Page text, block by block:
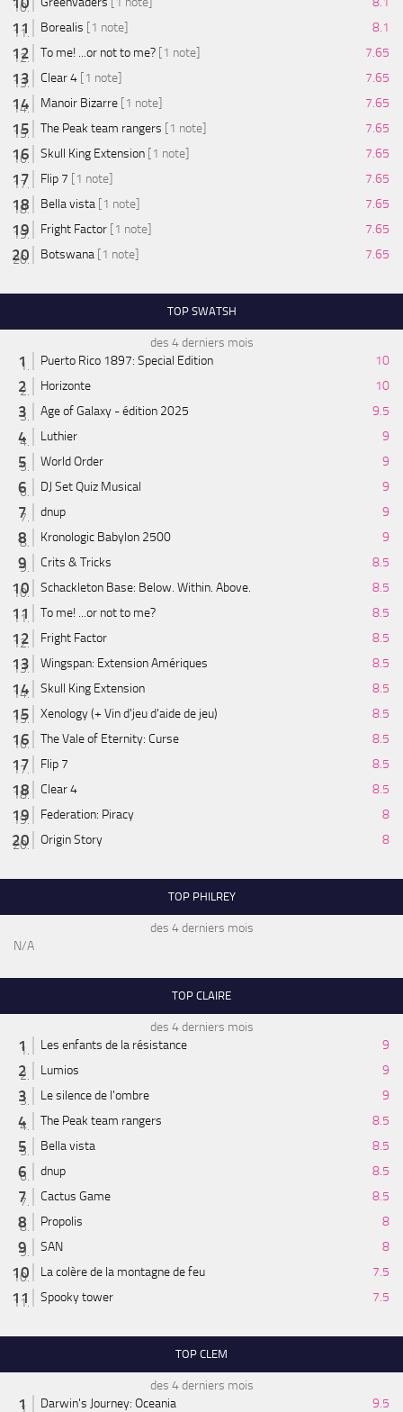
Borealis [1 note]
8.1
To me! ...or not to me? [1 note]
7.65
Clear 4 [1 note]
7.65
Manoir Bizarre [1 note]
7.65
The Peak team rangers [1 note]
7.65
Skull King Extension [1 note]
7.65
Flip 7 [1 note]
7.65
Bella vista [1 note]
7.65
Fright Factor [1 note]
7.65
Botswana [1 note] 7.65
TOP SWATSH
des 4 derniers mois
Puerto Rico 1897: Special Edition
10
Horizonte
10
Age of Galaxy - édition 2025
9.5
Luthier
9
World Order
9
DJ Set Quiz Musical
9
dnup
9
Kronologic Babylon 2500
9
Crits & Tricks
8.5
Schackleton Base: Below. Within. Above.
8.5
To me! ...or not to me?
8.5
Fright Factor
8.5
Wingspan: Extension Amériques
8.5
Skull King Extension
8.5
Xenology (+ Vin d'jeu d'aide de jeu)
8.5
The Vale of Eternity: Curse
8.5
Flip 7
8.5
Clear 4
8.5
Federation: Piracy
8
Origin Story
8
TOP PHILREY
des 4 derniers mois
N/A
TOP CLAIRE
des 4 derniers mois
Les enfants de la résistance
9
Lumios
9
Le silence de l'ombre
9
The Peak team rangers
8.5
Bella vista
8.5
dnup
8.5
Cactus Game
8.5
Propolis
8
SAN
8
La colère de la montagne de feu
7.5
Spooky tower
7.5
TOP CLEM
des 4 derniers mois
Darwin's Journey: Oceania
9.5